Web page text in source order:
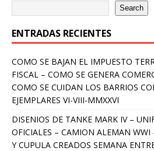
Search
ENTRADAS RECIENTES
COMO SE BAJAN EL IMPUESTO
FISCAL – COMO SE GENERA
COMO SE CUIDAN LOS BARRIOS
EJEMPLARES VI-VIII-MMXXVI
DISENIOS DE TANKE MARK IV –
OFICIALES – CAMION ALEMAN
Y CUPULA CREADOS SEMANA